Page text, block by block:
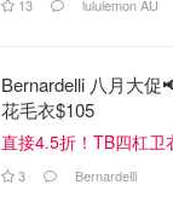
13 lululemon AU
Bernardelli 八月大促
花毛衣$105
直接4.5折！TB四杠卫
3 Bernardelli